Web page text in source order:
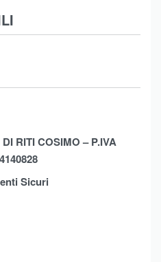
RITI COSIMO – P.IVA
Sicuri